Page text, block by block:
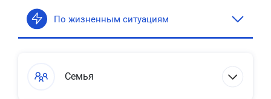
По жизненным ситуациям
Семья